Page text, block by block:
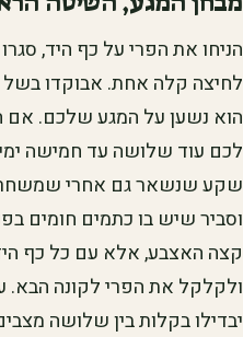
הניחו את הפרי על כף היד,
לחיצה קלה אחת. אבוקדו בשל
הוא נשען על המגע שלכם. אם
לכם עוד שלושה עד חמישה
שקע שנשאר גם אחרי
וסביר שיש בו כתמים חומים
קצה האצבע, אלא עם כל כף
ולקלקל את הפרי לקונה הבא.
יבדילו בקלות בין שלושה